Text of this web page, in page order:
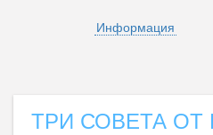
Информация
ТРИ СОВЕТА